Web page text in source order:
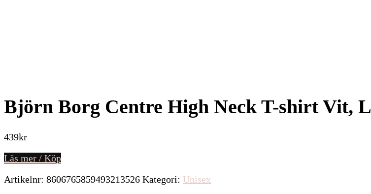
Björn Borg Centre High Neck T-shirt Vit, L
439kr
Läs mer / Köp
Artikelnr: 8606765859493213526 Kategori: Unisex